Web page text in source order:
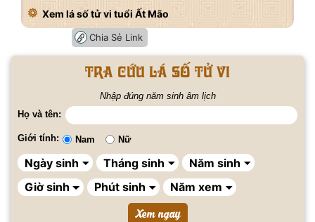
Xem lá số tử vi tuổi Ất Mão
Chia Sẻ Link
Tra cứu lá số tử vi
Nhập đúng năm sinh âm lịch
Họ và tên:
Giới tính: Nam Nữ